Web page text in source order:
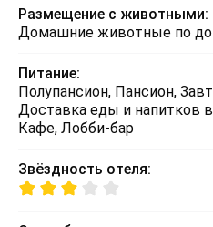
Размещение с животными:
Домашние животные по
Питание:
Полупансион, Пансион,
Доставка еды и напитков
Кафе, Лобби-бар
Звёздность отеля: